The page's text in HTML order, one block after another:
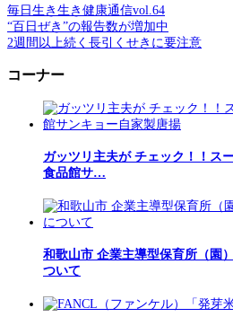
毎日生き生き健康通信vol.64
“百日ぜき”の報告数が増加中
2週間以上続く長引くせきに要注意
コーナー
ガッツリ主夫が チェック！！ス
食品館サ…
和歌山市 企業主導型保育所（園
ついて